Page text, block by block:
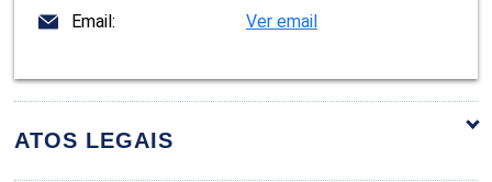
Email: Ver email
ATOS LEGAIS